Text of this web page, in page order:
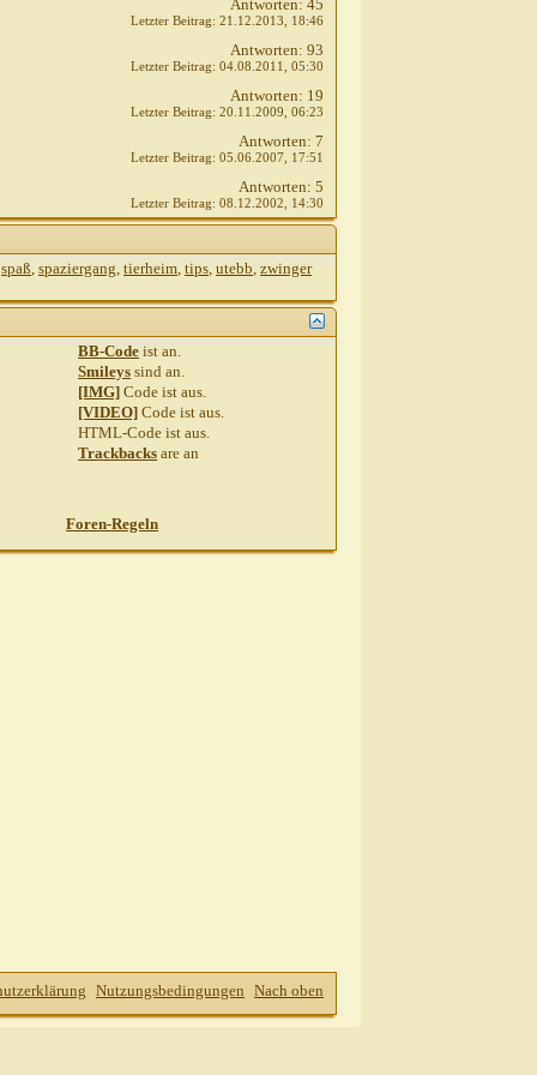
Antworten: 45
Letzter Beitrag: 21.12.2013, 18:46
Antworten: 93
Letzter Beitrag: 04.08.2011, 05:30
Antworten: 19
Letzter Beitrag: 20.11.2009, 06:23
Antworten: 7
Letzter Beitrag: 05.06.2007, 17:51
Antworten: 5
Letzter Beitrag: 08.12.2002, 14:30
spaß, spaziergang, tierheim, tips, utebb, zwinger
BB-Code istan.
Smileys sindan.
[IMG] Code istaus.
[VIDEO] Code istaus.
HTML-Code istaus.
Trackbacks arean
Foren-Regeln
Nutzungsbedingungen Nach oben